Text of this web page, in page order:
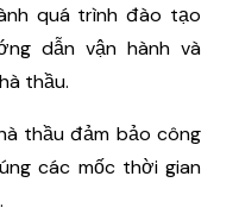
quá trình đào tạo
dẫn vận hành và
thầu.
thầu đảm bảo công
các mốc thời gian